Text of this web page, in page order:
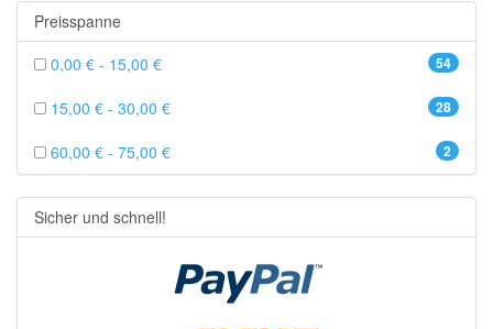
Preisspanne
54
0,00 € - 15,00 €
28
15,00 € - 30,00 €
2
60,00 € - 75,00 €
Sicher und schnell!